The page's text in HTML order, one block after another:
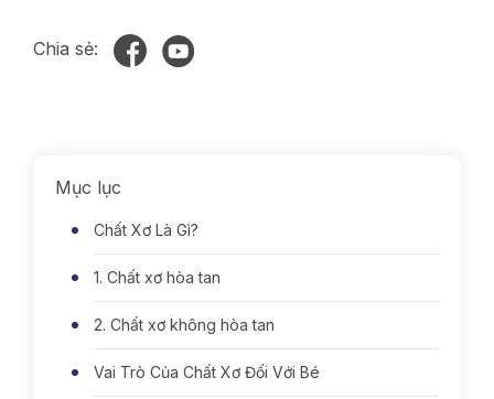
Chia sẻ:
Mục lục
Chất Xơ Là Gì?
1. Chất xơ hòa tan
2. Chất xơ không hòa tan
Vai Trò Của Chất Xơ Đối Với Bé